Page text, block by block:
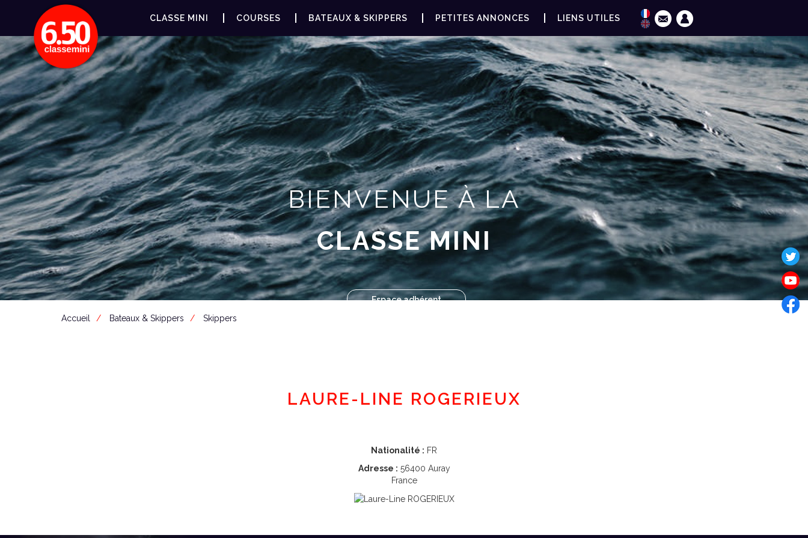
CLASSE MINI COURSES BATEAUX & SKIPPERS PETITES ANNONCES LIENS UTILES
BIENVENUE À LA
CLASSE MINI
Espace adhérent
Accueil
Bateaux & Skippers Skippers
LAURE-LINE ROGERIEUX
Nationalité : FR
Adresse : 56400 Auray
France